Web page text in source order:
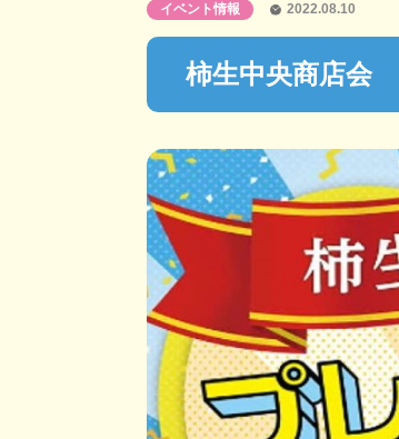
柿生中央商店会
イベント情報 2022.08.10